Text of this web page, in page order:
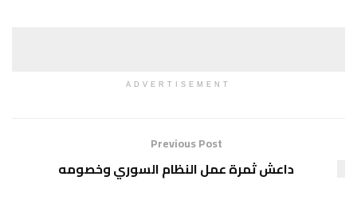
ADVERTISEMENT
Previous Post
داعش ثمرة عمل النظام السوري وخصومه